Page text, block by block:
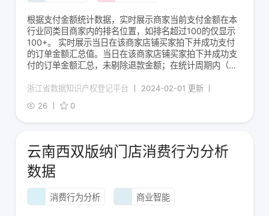
根据支付金额统计数据，实时展示商家当前支付金额在本
行业同类目商家内的排名位置，如排名超过100的仅显示
100+。 实时展示当日在该商家店铺买家拍下并成功支付
的订单金额汇总值。当日在该商家店铺买家拍下并成功支
付的订单金额汇总，未剔除退款金额；在统计周期内（当
同类目内的排名位置；圈选同类目商家，按支付金额从高
到低进行排序，如排名超过100的仅显示10
浙江省数据知识产权登记平台
2024-02-01 更新
26
0
云南西双版纳门店消费行为分析
数据
消费行为分析 商业智能